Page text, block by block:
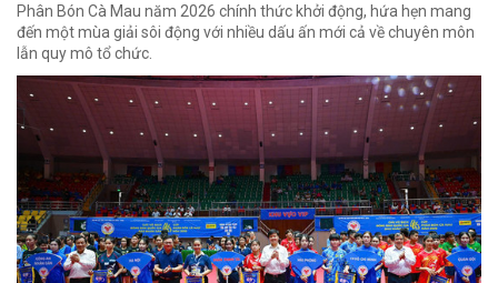
Phân Bón Cà Mau năm 2026 chính thức khởi động, hứa hẹn mang
đến một mùa giải sôi động với nhiều dấu ấn mới cả về chuyên môn
lẫn quy mô tổ chức.